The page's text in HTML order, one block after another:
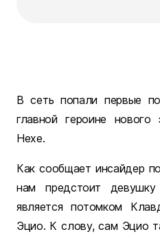
В сеть попали первые
главной героине нового
Hexe.
Как сообщает инсайдер
нам предстоит
является потомком
Эцио. К слову, сам Эцио